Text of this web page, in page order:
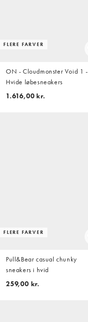
FLERE FARVER
ON - Cloudmonster Void 1 -
Hvide løbesneakers
1.616,00 kr.
FLERE FARVER
Pull&Bear casual chunky
sneakers i hvid
259,00 kr.